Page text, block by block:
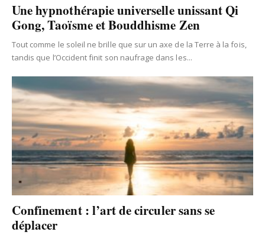
Une hypnothérapie universelle unissant Qi
Gong, Taoïsme et Bouddhisme Zen
Tout comme le soleil ne brille que sur un axe de la Terre à la fois,
tandis que l’Occident finit son naufrage dans les...
Confinement : l’art de circuler sans se
déplacer